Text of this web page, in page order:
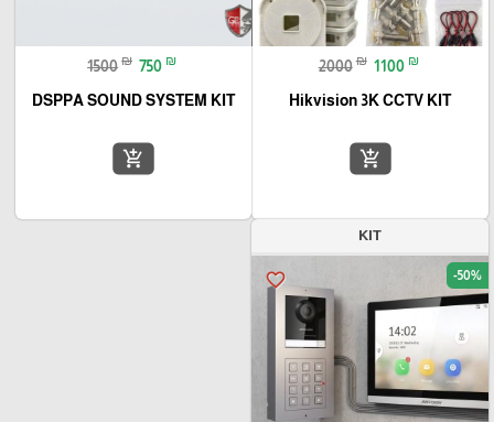
2000 ₪ 1100 ₪
Hikvision 3K CCTV KIT
add_shopping_cart
1500 ₪ 750 ₪
DSPPA SOUND SYSTEM KIT
add_shopping_cart
KIT
favorite_border -50%